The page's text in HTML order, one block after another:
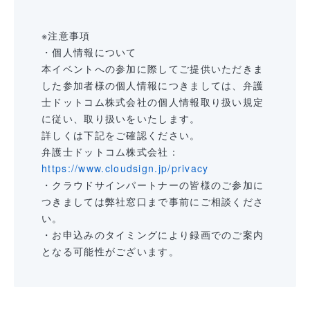
※注意事項
・個人情報について
本イベントへの参加に際してご提供いただきま
した参加者様の個人情報につきましては、弁護
士ドットコム株式会社の個人情報取り扱い規定
に従い、取り扱いをいたします。
詳しくは下記をご確認ください。
弁護士ドットコム株式会社：
https://www.cloudsign.jp/privacy
・クラウドサインパートナーの皆様のご参加に
つきましては弊社窓口まで事前にご相談くださ
い。
・お申込みのタイミングにより録画でのご案内
となる可能性がございます。